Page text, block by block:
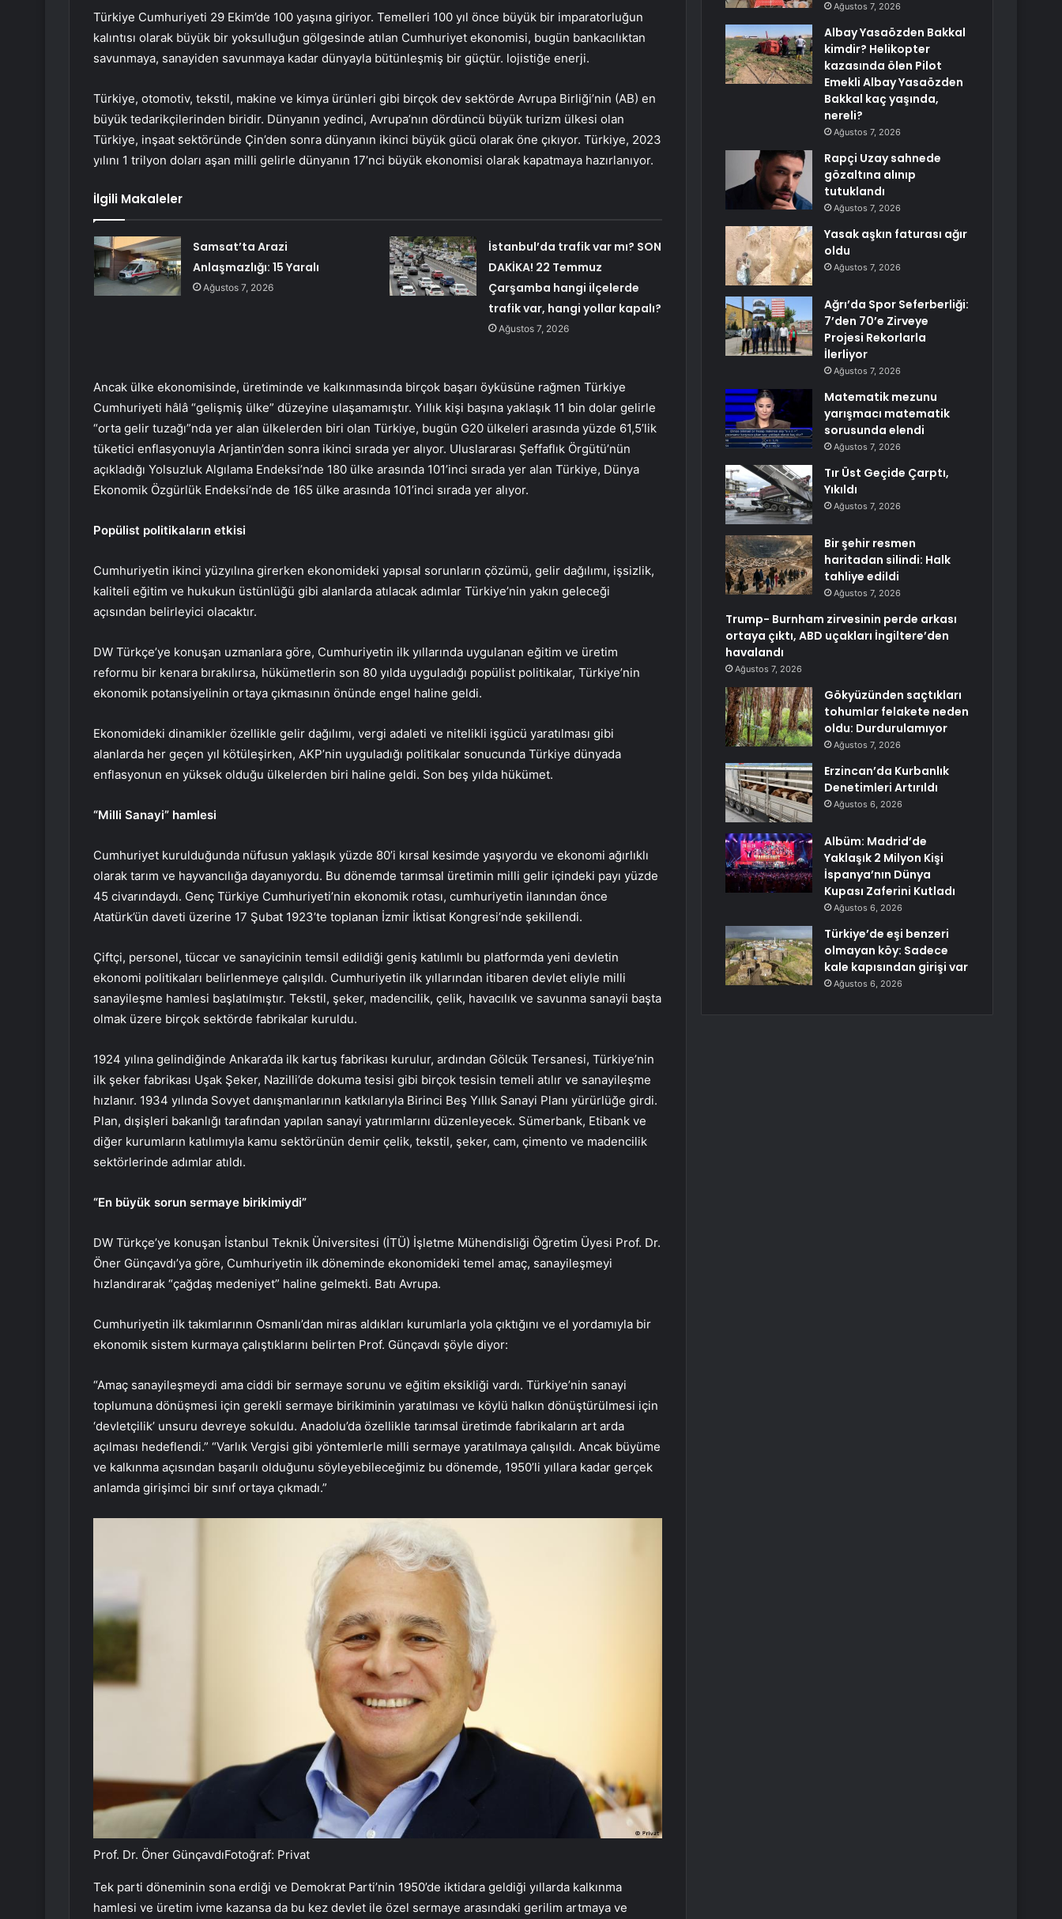
Türkiye Cumhuriyeti 29 Ekim’de 100 yaşına giriyor. Temelleri 100 yıl önce büyük bir imparatorluğun
kalıntısı olarak büyük bir yoksulluğun gölgesinde atılan Cumhuriyet ekonomisi, bugün bankacılıktan
savunmaya, sanayiden savunmaya kadar dünyayla bütünleşmiş bir güçtür. lojistiğe enerji.
Türkiye, otomotiv, tekstil, makine ve kimya ürünleri gibi birçok dev sektörde Avrupa Birliği’nin (AB) en
büyük tedarikçilerinden biridir. Dünyanın yedinci, Avrupa’nın dördüncü büyük turizm ülkesi olan
Türkiye, inşaat sektöründe Çin’den sonra dünyanın ikinci büyük gücü olarak öne çıkıyor. Türkiye, 2023
yılını 1 trilyon doları aşan milli gelirle dünyanın 17’nci büyük ekonomisi olarak kapatmaya hazırlanıyor.
İlgili Makaleler
Samsat’ta Arazi
Anlaşmazlığı: 15 Yaralı
Ağustos 7, 2026
İstanbul’da trafik var mı? SON
DAKİKA! 22 Temmuz
Çarşamba hangi ilçelerde
trafik var, hangi yollar kapalı?
Ağustos 7, 2026
Ancak ülke ekonomisinde, üretiminde ve kalkınmasında birçok başarı öyküsüne rağmen Türkiye
Cumhuriyeti hâlâ “gelişmiş ülke” düzeyine ulaşamamıştır. Yıllık kişi başına yaklaşık 11 bin dolar gelirle
“orta gelir tuzağı”nda yer alan ülkelerden biri olan Türkiye, bugün G20 ülkeleri arasında yüzde 61,5’lik
tüketici enflasyonuyla Arjantin’den sonra ikinci sırada yer alıyor. Uluslararası Şeffaflık Örgütü’nün
açıkladığı Yolsuzluk Algılama Endeksi’nde 180 ülke arasında 101’inci sırada yer alan Türkiye, Dünya
Ekonomik Özgürlük Endeksi’nde de 165 ülke arasında 101’inci sırada yer alıyor.
Popülist politikaların etkisi
Cumhuriyetin ikinci yüzyılına girerken ekonomideki yapısal sorunların çözümü, gelir dağılımı, işsizlik,
kaliteli eğitim ve hukukun üstünlüğü gibi alanlarda atılacak adımlar Türkiye’nin yakın geleceği
açısından belirleyici olacaktır.
DW Türkçe’ye konuşan uzmanlara göre, Cumhuriyetin ilk yıllarında uygulanan eğitim ve üretim
reformu bir kenara bırakılırsa, hükümetlerin son 80 yılda uyguladığı popülist politikalar, Türkiye’nin
ekonomik potansiyelinin ortaya çıkmasının önünde engel haline geldi.
Ekonomideki dinamikler özellikle gelir dağılımı, vergi adaleti ve nitelikli işgücü yaratılması gibi
alanlarda her geçen yıl kötüleşirken, AKP’nin uyguladığı politikalar sonucunda Türkiye dünyada
enflasyonun en yüksek olduğu ülkelerden biri haline geldi. Son beş yılda hükümet.
“Milli Sanayi” hamlesi
Cumhuriyet kurulduğunda nüfusun yaklaşık yüzde 80’i kırsal kesimde yaşıyordu ve ekonomi ağırlıklı
olarak tarım ve hayvancılığa dayanıyordu. Bu dönemde tarımsal üretimin milli gelir içindeki payı yüzde
45 civarındaydı. Genç Türkiye Cumhuriyeti’nin ekonomik rotası, cumhuriyetin ilanından önce
Atatürk’ün daveti üzerine 17 Şubat 1923’te toplanan İzmir İktisat Kongresi’nde şekillendi.
Çiftçi, personel, tüccar ve sanayicinin temsil edildiği geniş katılımlı bu platformda yeni devletin
ekonomi politikaları belirlenmeye çalışıldı. Cumhuriyetin ilk yıllarından itibaren devlet eliyle milli
sanayileşme hamlesi başlatılmıştır. Tekstil, şeker, madencilik, çelik, havacılık ve savunma sanayii başta
olmak üzere birçok sektörde fabrikalar kuruldu.
1924 yılına gelindiğinde Ankara’da ilk kartuş fabrikası kurulur, ardından Gölcük Tersanesi, Türkiye’nin
ilk şeker fabrikası Uşak Şeker, Nazilli’de dokuma tesisi gibi birçok tesisin temeli atılır ve sanayileşme
hızlanır. 1934 yılında Sovyet danışmanlarının katkılarıyla Birinci Beş Yıllık Sanayi Planı yürürlüğe girdi.
Plan, dışişleri bakanlığı tarafından yapılan sanayi yatırımlarını düzenleyecek. Sümerbank, Etibank ve
diğer kurumların katılımıyla kamu sektörünün demir çelik, tekstil, şeker, cam, çimento ve madencilik
sektörlerinde adımlar atıldı.
“En büyük sorun sermaye birikimiydi”
DW Türkçe’ye konuşan İstanbul Teknik Üniversitesi (İTÜ) İşletme Mühendisliği Öğretim Üyesi Prof. Dr.
Öner Günçavdı’ya göre, Cumhuriyetin ilk döneminde ekonomideki temel amaç, sanayileşmeyi
hızlandırarak “çağdaş medeniyet” haline gelmekti. Batı Avrupa.
Cumhuriyetin ilk takımlarının Osmanlı’dan miras aldıkları kurumlarla yola çıktığını ve el yordamıyla bir
ekonomik sistem kurmaya çalıştıklarını belirten Prof. Günçavdı şöyle diyor:
“Amaç sanayileşmeydi ama ciddi bir sermaye sorunu ve eğitim eksikliği vardı. Türkiye’nin sanayi
toplumuna dönüşmesi için gerekli sermaye birikiminin yaratılması ve köylü halkın dönüştürülmesi için
‘devletçilik’ unsuru devreye sokuldu. Anadolu’da özellikle tarımsal üretimde fabrikaların art arda
açılması hedeflendi.” “Varlık Vergisi gibi yöntemlerle milli sermaye yaratılmaya çalışıldı. Ancak büyüme
ve kalkınma açısından başarılı olduğunu söyleyebileceğimiz bu dönemde, 1950’li yıllara kadar gerçek
anlamda girişimci bir sınıf ortaya çıkmadı.”
Prof. Dr. Öner GünçavdıFotoğraf: Privat
Tek parti döneminin sona erdiği ve Demokrat Parti’nin 1950’de iktidara geldiği yıllarda kalkınma
hamlesi ve üretim ivme kazansa da bu kez devlet ile özel sermaye arasındaki gerilim artmaya ve
Ağustos 7, 2026
Albay Yasaözden Bakkal
kimdir? Helikopter
kazasında ölen Pilot
Emekli Albay Yasaözden
Bakkal kaç yaşında,
nereli?
Ağustos 7, 2026
Rapçi Uzay sahnede
gözaltına alınıp
tutuklandı
Ağustos 7, 2026
Yasak aşkın faturası ağır
oldu
Ağustos 7, 2026
Ağrı’da Spor Seferberliği:
7’den 70’e Zirveye
Projesi Rekorlarla
İlerliyor
Ağustos 7, 2026
Matematik mezunu
yarışmacı matematik
sorusunda elendi
Ağustos 7, 2026
Tır Üst Geçide Çarptı,
Yıkıldı
Ağustos 7, 2026
Bir şehir resmen
haritadan silindi: Halk
tahliye edildi
Ağustos 7, 2026
Trump- Burnham zirvesinin perde arkası
ortaya çıktı, ABD uçakları İngiltere’den
havalandı
Ağustos 7, 2026
Gökyüzünden saçtıkları
tohumlar felakete neden
oldu: Durdurulamıyor
Ağustos 7, 2026
Erzincan’da Kurbanlık
Denetimleri Artırıldı
Ağustos 6, 2026
Albüm: Madrid’de
Yaklaşık 2 Milyon Kişi
İspanya’nın Dünya
Kupası Zaferini Kutladı
Ağustos 6, 2026
Türkiye’de eşi benzeri
olmayan köy: Sadece
kale kapısından girişi var
Ağustos 6, 2026